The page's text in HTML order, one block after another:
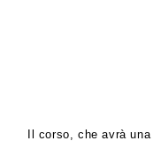
Il corso, che avrà